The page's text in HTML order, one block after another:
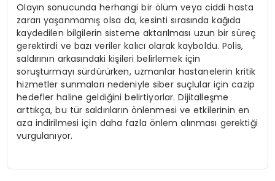
Olayın sonucunda herhangi bir ölüm veya ciddi hasta
zararı yaşanmamış olsa da, kesinti sırasında kağıda
kaydedilen bilgilerin sisteme aktarılması uzun bir süreç
gerektirdi ve bazı veriler kalıcı olarak kayboldu. Polis,
saldırının arkasındaki kişileri belirlemek için
soruşturmayı sürdürürken, uzmanlar hastanelerin kritik
hizmetler sunmaları nedeniyle siber suçlular için cazip
hedefler haline geldiğini belirtiyorlar. Dijitalleşme
arttıkça, bu tür saldırıların önlenmesi ve etkilerinin en
aza indirilmesi için daha fazla önlem alınması gerektiği
vurgulanıyor.